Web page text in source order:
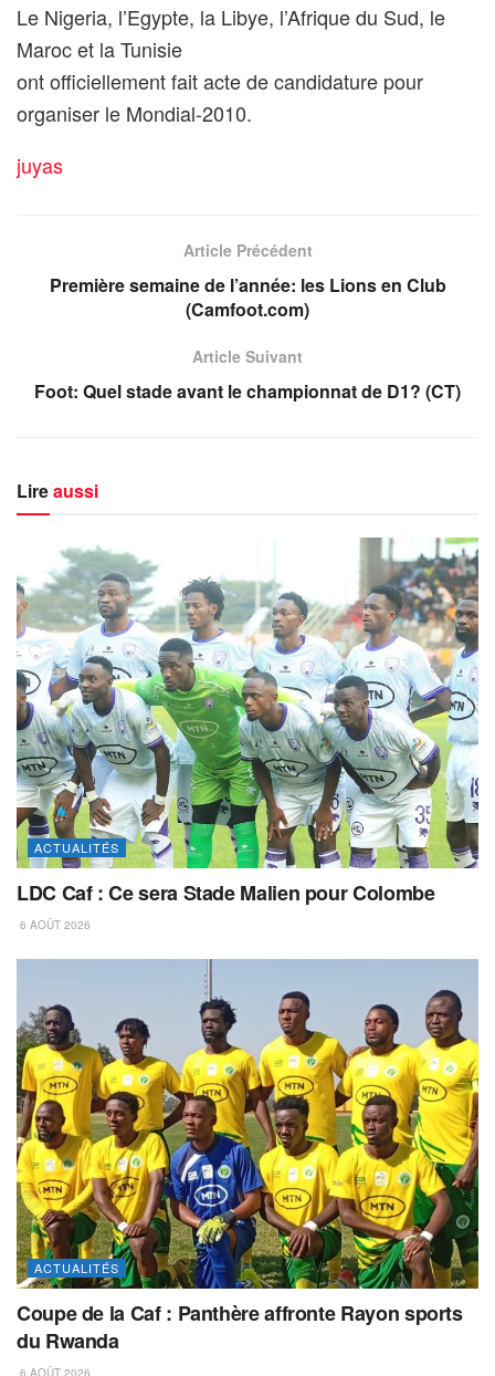
Le Nigeria, l’Egypte, la Libye, l’Afrique du Sud, le
Maroc et la Tunisie
ont officiellement fait acte de candidature pour
organiser le Mondial-2010.
juyas
Article Précédent
Première semaine de l’année: les Lions en Club
(Camfoot.com)
Article Suivant
Foot: Quel stade avant le championnat de D1? (CT)
Lireaussi
ACTUALITÉS
LDC Caf : Ce sera Stade Malien pour Colombe
6 AOÛT 2026
ACTUALITÉS
Coupe de la Caf : Panthère affronte Rayon sports
du Rwanda